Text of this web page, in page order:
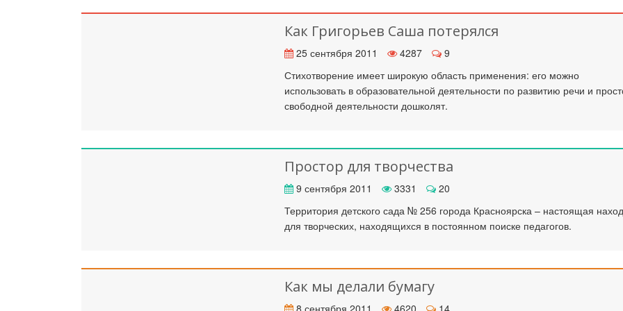
Как Григорьев Саша потерялся
25 сентября 2011 4287
9
Стихотворение имеет широкую область применения: его можно
использовать в образовательной деятельности по развитию речи и
свободной деятельности дошколят.
Простор для творчества
9 сентября 2011 3331
20
Территория детского сада № 256 города Красноярска – настоящая
для творческих, находящихся в постоянном поиске педагогов.
Как мы делали бумагу